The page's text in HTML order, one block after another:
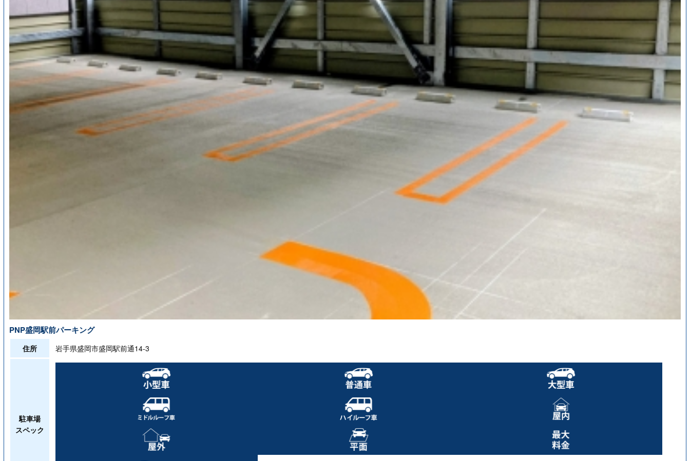
PNP盛岡駅前パーキング
住所 岩手県盛岡市盛岡駅前通14‐3
駐車場
スペック